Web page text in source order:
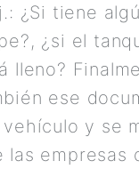
¿Si tiene
¿si el
lleno?
ese
y se
las empresas